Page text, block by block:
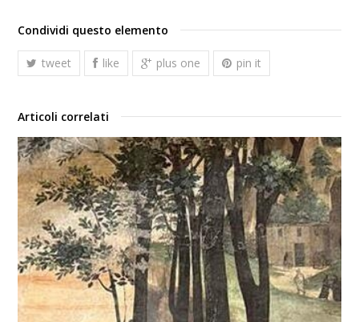
Condividi questo elemento
tweet like plus one pin it
Articoli correlati